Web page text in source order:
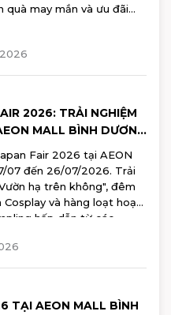
quà may mắn và ưu đãi
2026: TRẢI NGHIỆM
MALL BÌNH DƯƠNG
Fair 2026 tại AEON
07 đến 26/07/2026. Trải
hạ trên không", đêm
Cosplay và hàng loạt hoạt
hấp dẫn từ các
Đăng ký tham gia ngay!
TẠI AEON MALL BÌNH